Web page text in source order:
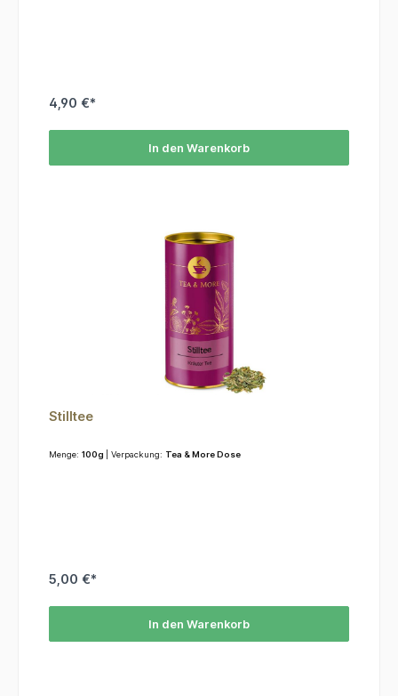
4,90 €*
In den Warenkorb
Stilltee
Menge: 100g | Verpackung: Tea & More Dose
5,00 €*
In den Warenkorb